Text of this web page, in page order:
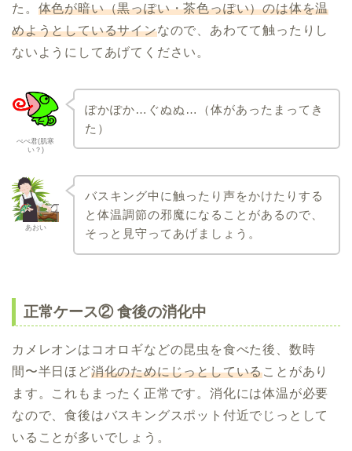
た。 体色が暗い（黒っぽい・茶色っぽい）のは体を温
めようとしているサインなので、あわてて触ったりし
ないようにしてあげてください。
ぺぺ君(肌寒
い？)
ぽかぽか…ぐぬぬ…（体があったまってき
た）
あおい
バスキング中に触ったり声をかけたりする
と体温調節の邪魔になることがあるので、
そっと見守ってあげましょう。
正常ケース② 食後の消化中
カメレオンはコオロギなどの昆虫を食べた後、数時
間〜半日ほど消化のためにじっとしていることがあり
ます。これもまったく正常です。消化には体温が必要
なので、食後はバスキングスポット付近でじっとして
いることが多いでしょう。